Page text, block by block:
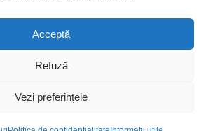
Acceptă
Refuză
Vezi preferințele
TBI BANK
AIDEV AGENCY